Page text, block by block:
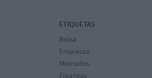
ETIQUETAS
Bolsa
Empresas
Mercados
Finanzas